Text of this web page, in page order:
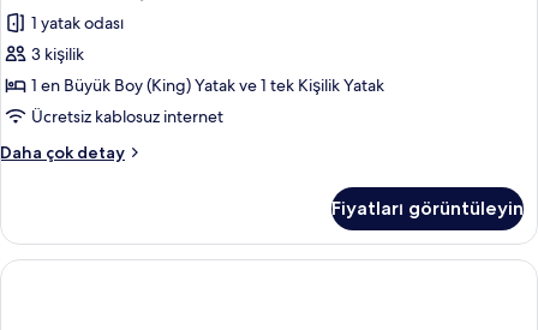
Kişilik
Oda
için
tüm
fotoğrafları
görün
1 yatak odası
3 kişilik
1 en Büyük Boy (King) Yatak ve 1 tek Kişilik Yatak
Ücretsiz kablosuz internet
Daha çok detay
Signature
hakkında
daha
fazla
Fiyatları görüntüleyin